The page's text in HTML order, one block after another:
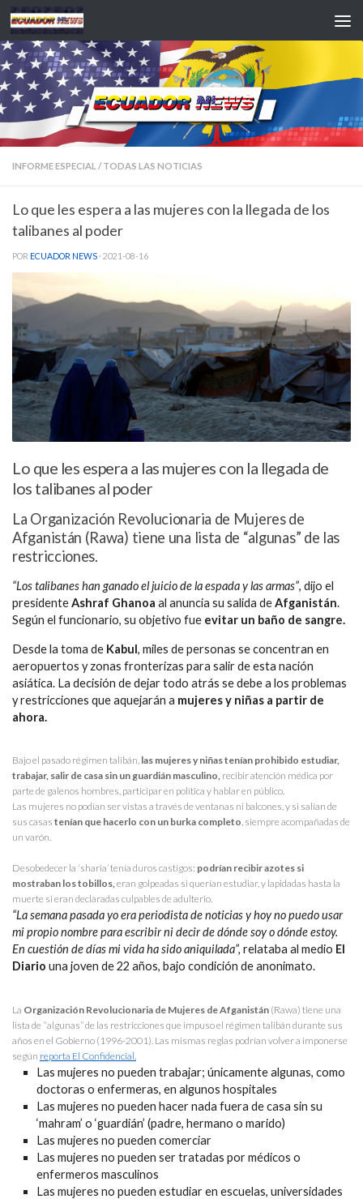
Saltar al contenido
INFORME ESPECIAL / TODAS LAS NOTICIAS
Lo que les espera a las mujeres con la llegada de los
talibanes al poder
POR ECUADOR NEWS · 2021-08-16
Lo que les espera a las mujeres con la llegada de
los talibanes al poder
La Organización Revolucionaria de Mujeres de
Afganistán (Rawa) tiene una lista de “algunas” de las
restricciones.
“Los talibanes han ganado el juicio de la espada y las armas”, dijo el
presidenteAshraf Ghanoa al anuncia su salida deAfganistán.
Según el funcionario, su objetivo fue evitar un baño de sangre.
Desde la toma de Kabul, miles de personas se concentran en
aeropuertos y zonas fronterizas para salir de esta nación
asiática. La decisión de dejar todo atrás se debe a los problemas
y restricciones que aquejarán a mujeres y niñas a partir de
ahora.
Bajo el pasado régimen talibán, las mujeres y niñas tenían prohibido estudiar,
trabajar, salir de casa sin un guardián masculino, recibir atención médica por
parte de galenos hombres, participar en política y hablar en público.
Las mujeres no podían ser vistas a través de ventanas ni balcones, y si salían de
sus casas tenían que hacerlo con un burka completo, siempre acompañadas de
un varón.
Desobedecer la ‘sharia’ tenía duros castigos: podrían recibir azotes si
mostraban los tobillos,eran golpeadas si querían estudiar, y lapidadas hasta la
muerte si eran declaradas culpables de adulterio.
“La semana pasada yo era periodista de noticias y hoy no puedo usar
mi propio nombre para escribir ni decir de dónde soy o dónde estoy.
En cuestión de días mi vida ha sido aniquilada”, relataba al medio El
Diario una joven de 22 años, bajo condición de anonimato.
La Organización Revolucionaria de Mujeres de Afganistán (Rawa) tiene una
lista de “algunas” de las restricciones que impuso el régimen talibán durante sus
años en el Gobierno (1996-2001). Las mismas reglas podrían volver a imponerse
según reporta El Confidencial.
Las mujeres no pueden trabajar; únicamente algunas, como
doctoras o enfermeras, en algunos hospitales
Las mujeres no pueden hacer nada fuera de casa sin su
‘mahram’ o ‘guardián’ (padre, hermano o marido)
Las mujeres no pueden comerciar
Las mujeres no pueden ser tratadas por médicos o
enfermeros masculinos
Las mujeres no pueden estudiar en escuelas, universidades